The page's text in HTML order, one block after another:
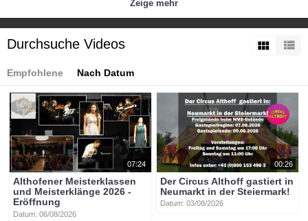
Mutter und Kind.
Kategorien:
Themen » Gesundheit
Tags:
btv-kärnten
btv kärnten mittelkärnten althofen btvon
Zeige mehr
Durchsuche Videos
Empfohlene Nach Datum
07:24
Althofener Meisterklassen
und Meisterklänge 2026 -
Eröffnung
Datum: 06/08/2026
00:26
Der Circus Althoff gastiert in
Neumarkt in der Steiermark!
Datum: 03/08/2026